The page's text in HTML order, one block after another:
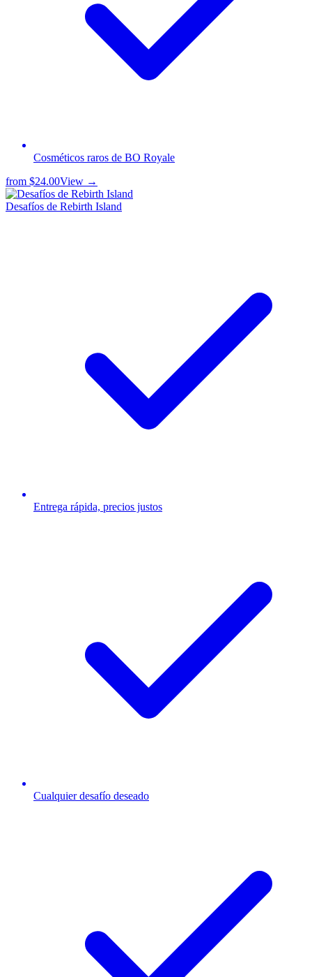
Cosméticos raros de BO Royale
from $24.00View →
Desafíos de Rebirth Island
Entrega rápida, precios justos
Cualquier desafío deseado